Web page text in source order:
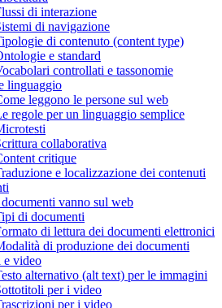
di interazione
di navigazione
di contenuto (content type)
e standard
controllati e tassonomie
linguaggio
leggono le persone sul web
regole per un linguaggio semplice
collaborativa
critique
e localizzazione dei contenuti
vanno sul web
di documenti
di lettura dei documenti elettronici
di produzione dei documenti
e video
alternativo (alt text) per le immagini
per i video
per i video